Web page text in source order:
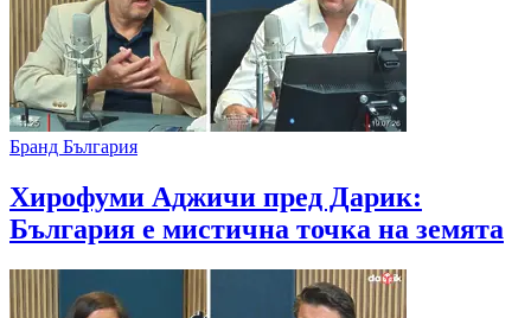
Бранд България
Хирофуми Аджичи пред Дарик:
България е мистична точка на земята